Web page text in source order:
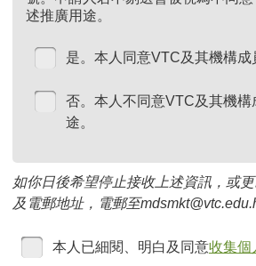
述推廣用途。
是。本人同意VTC及其機構
否。本人不同意VTC及其機
途。
如你日後希望停止接收上述資訊，或
及電郵地址，電郵至
本人已細閱、明白及同意收集個